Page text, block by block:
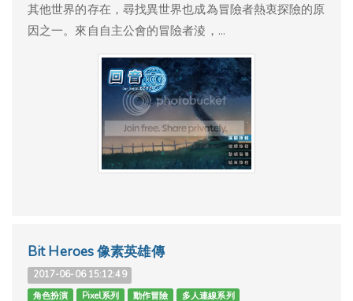
其他世界的存在，尋找異世界也成為冒險者熱衷探險的原
因之一。來自自主公會的冒險者淩，...
Bit Heroes 像素英雄傳
2017-06-06 15:12:49
角色扮演
Pixel系列 動作冒險 多人連線系列